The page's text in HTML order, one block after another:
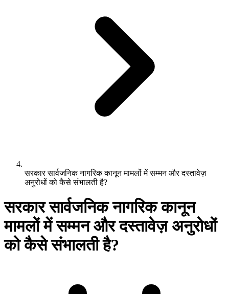
सरकार सार्वजनिक नागरिक कानून मामलों में सम्मन और दस्तावेज़
अनुरोधों को कैसे संभालती है?
सरकार सार्वजनिक नागरिक कानून
मामलों में सम्मन और दस्तावेज़ अनुरोधों
को कैसे संभालती है?